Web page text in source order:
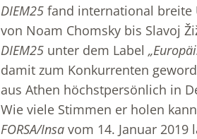
DIEM25 fand international breite
von Noam Chomsky bis Slavoj
DIEM25 unter dem Label
damit zum Konkurrenten
aus Athen höchstpersönlich in
Wie viele Stimmen er holen
FORSA/Insa vom 14. Januar 2019